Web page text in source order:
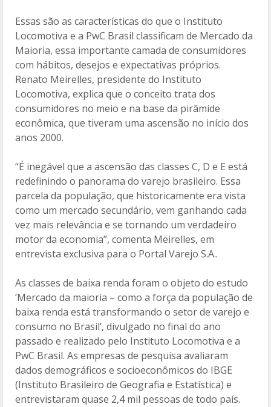
Essas são as características do que o Instituto
Locomotiva e a PwC Brasil classificam de Mercado da
Maioria, essa importante camada de consumidores
com hábitos, desejos e expectativas próprios.
Renato Meirelles, presidente do Instituto
Locomotiva, explica que o conceito trata dos
consumidores no meio e na base da pirâmide
econômica, que tiveram uma ascensão no início dos
anos 2000.
“É inegável que a ascensão das classes C, D e E está
redefinindo o panorama do varejo brasileiro. Essa
parcela da população, que historicamente era vista
como um mercado secundário, vem ganhando cada
vez mais relevância e se tornando um verdadeiro
motor da economia”, comenta Meirelles, em
entrevista exclusiva para o Portal Varejo S.A..
As classes de baixa renda foram o objeto do estudo
‘Mercado da maioria – como a força da população de
baixa renda está transformando o setor de varejo e
consumo no Brasil’, divulgado no final do ano
passado e realizado pelo Instituto Locomotiva e a
PwC Brasil. As empresas de pesquisa avaliaram
dados demográficos e socioeconômicos do IBGE
(Instituto Brasileiro de Geografia e Estatística) e
entrevistaram quase 2,4 mil pessoas de todo país.